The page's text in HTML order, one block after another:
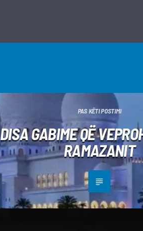
PAS KËTI POSTIMI
DISA GABIME QË
RAMAZANIT